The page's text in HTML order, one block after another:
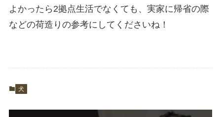
よかったら2拠点生活でなくても、実家に帰省の際
などの荷造りの参考にしてくださいね！
犬